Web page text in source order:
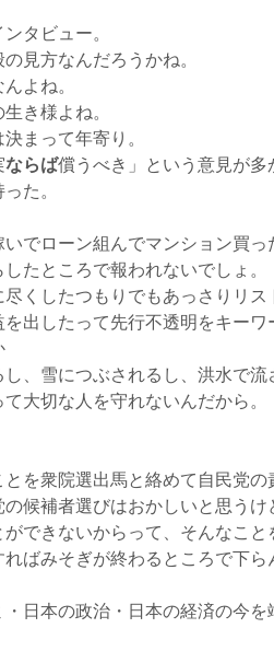
タビュー。
見方なんだろうかね。
よね。
き様よね。
まって年寄り。
ならば償うべき」という意見が多
た。
いでローン組んでマンション買
たところで報われないでしょ。
くしたつもりでもあっさりリス
を出したって先行不透明をキー
、雪につぶされるし、洪水で流
大切な人を守れないんだから。
を衆院選出馬と絡めて自民党の
の候補者選びはおかしいと思うけ
できないからって、そんなこと
ばみそぎが終わるところで下ら
・日本の政治・日本の経済の今を